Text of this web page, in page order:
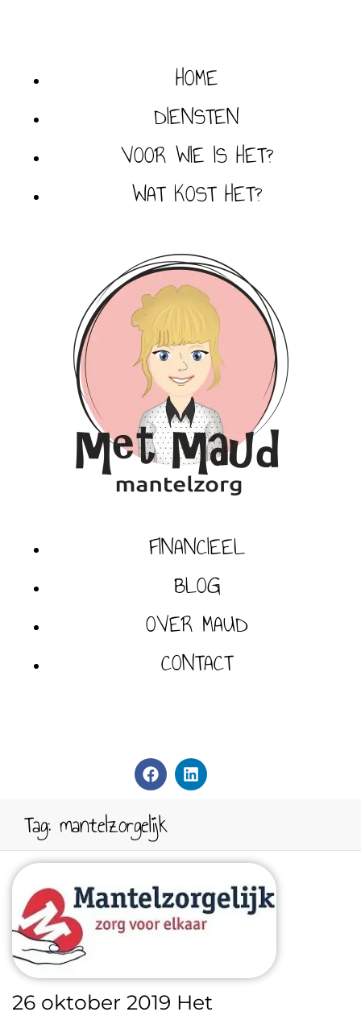
HOME
DIENSTEN
VOOR WIE IS HET?
WAT KOST HET?
FINANCIEEL
BLOG
OVER MAUD
CONTACT
Tag: mantelzorgelijk
26 oktober 2019 Het